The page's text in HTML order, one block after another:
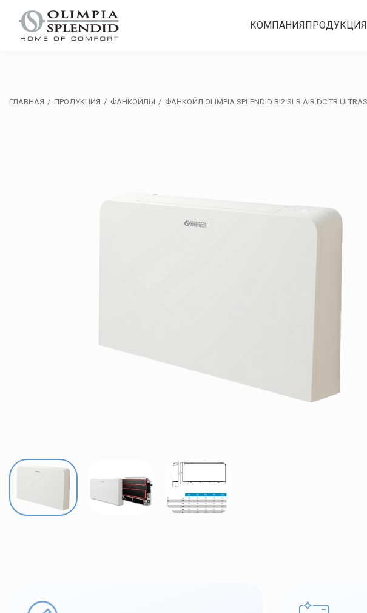
КОМПАНИЯ ПРОДУКЦИЯ
ГЛАВНАЯ ПРОДУКЦИЯ ФАНКОЙЛЫ ФАНКОЙЛ OLIMPIA SPLENDID BI2 SLR AIR DC TR